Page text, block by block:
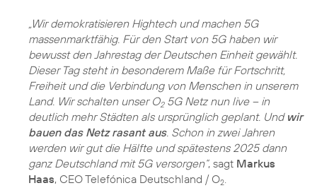
„Wir demokratisieren Hightech und machen 5G
massenmarktfähig. Für den Start von 5G haben wir
bewusst den Jahrestag der Deutschen Einheit gewählt.
Dieser Tag steht in besonderem Maße für Fortschritt,
Freiheit und die Verbindung von Menschen in unserem
Land. Wir schalten unser O25G Netz nun live – in
deutlich mehr Städten als ursprünglich geplant. Und wir
bauen das Netz rasant aus. Schon in zwei Jahren
werden wir gut die Hälfte und spätestens 2025 dann
ganz Deutschland mit 5G versorgen“, sagt Markus
Haas, CEO Telefónica Deutschland / O2